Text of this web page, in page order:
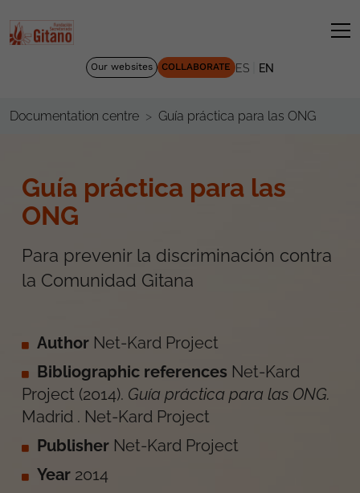
Our websites COLLABORATE ES EN
Documentation centre Guía práctica para las ONG
Guía práctica para las
ONG
Para prevenir la discriminación contra
la Comunidad Gitana
Author Net-Kard Project
Bibliographic references Net-Kard
Project (2014). Guía práctica para las ONG.
Madrid . Net-Kard Project
Publisher Net-Kard Project
Year 2014